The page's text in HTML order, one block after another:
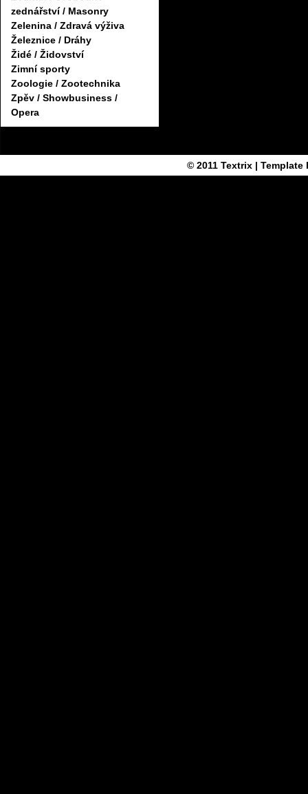
zednářství / Masonry
Zelenina / Zdravá výživa
Železnice / Dráhy
Židé / Židovství
Zimní sporty
Zoologie / Zootechnika
Zpěv / Showbusiness /
Opera
© 2011 Textrix| Template